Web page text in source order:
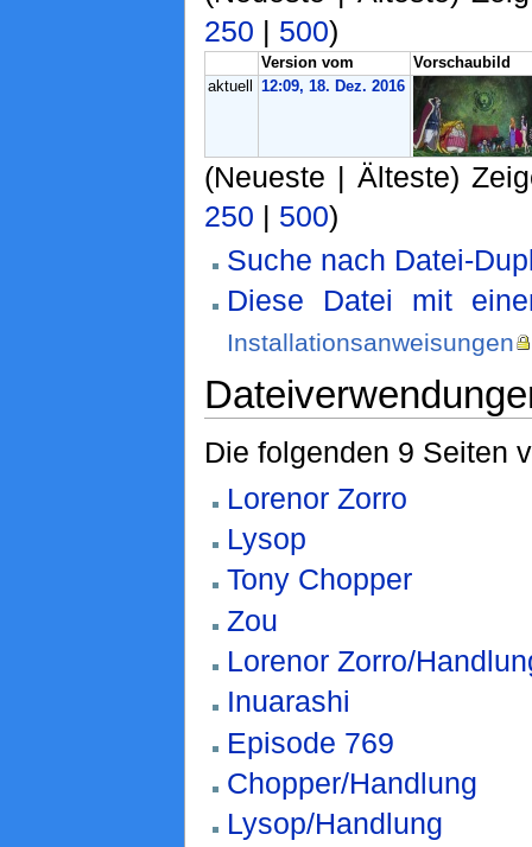
250 | 500)
Version vom
Vorschaubild
aktuell
12:09, 18. Dez. 2016
(Neueste | Älteste)
250 | 500)
Suche nach Datei-
Diese Datei mit
Installationsanweisungen
Die folgenden 9 Seiten
Lorenor Zorro
Lysop
Tony Chopper
Zou
Lorenor Zorro/
Inuarashi
Episode 769
Chopper/Handlung
Lysop/Handlung